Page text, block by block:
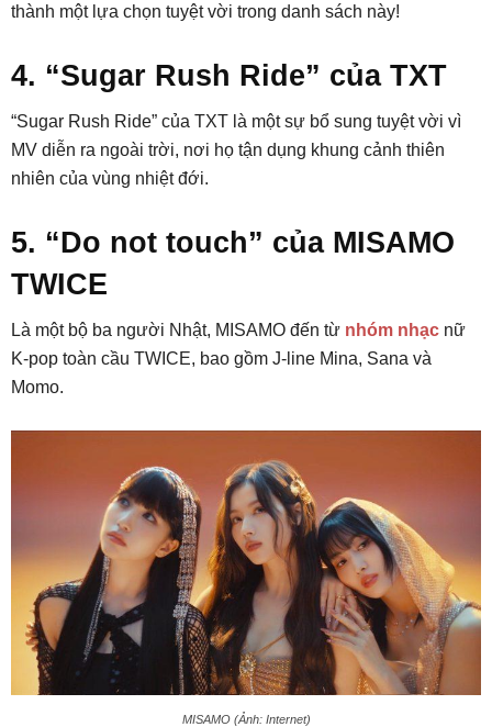
thành một lựa chọn tuyệt vời trong danh sách này!
4. “Sugar Rush Ride” của TXT
“Sugar Rush Ride” của TXT là một sự bổ sung tuyệt vời vì
MV diễn ra ngoài trời, nơi họ tận dụng khung cảnh thiên
nhiên của vùng nhiệt đới.
5. “Do not touch” của MISAMO
TWICE
Là một bộ ba người Nhật, MISAMO đến từ nhóm nhạc nữ
K-pop toàn cầu TWICE, bao gồm J-line Mina, Sana và
Momo.
MISAMO (Ảnh: Internet)